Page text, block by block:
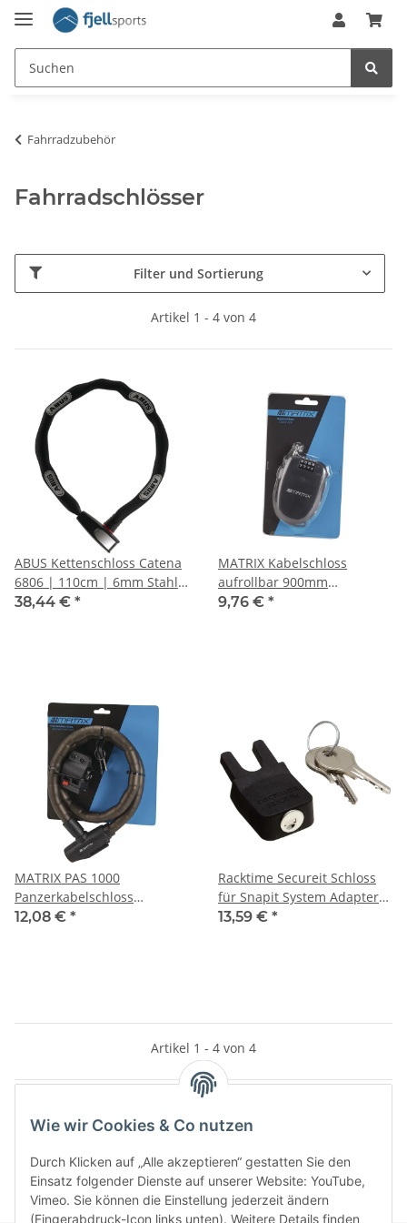
Wie wir Cookies & Co nutzen
Durch Klicken auf „Alle akzeptieren“ gestatten Sie den
Einsatz folgender Dienste auf unserer Website: YouTube,
Vimeo. Sie können die Einstellung jederzeit ändern
(Fingerabdruck-Icon links unten). Weitere Details finden
Fahrradzubehör
Fahrradschlösser
Filter und Sortierung
Artikel 1 - 4 von 4
ABUS Kettenschloss Catena
6806 | 110cm | 6mm Stahl |
Fahrradschloss Schwarz
38,44 € *
MATRIX Kabelschloss
aufrollbar 900mm
Zahlenschloss schwarz
9,76 € *
MATRIX PAS 1000
Panzerkabelschloss
1000mm Ø18mm rauch-
12,08 € *
Racktime Secureit Schloss
für Snapit System Adapter
Fahrrad Schwarz 17009
13,59 € *
Artikel 1 - 4 von 4